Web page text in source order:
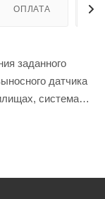
ОПЛАТА
заданного
датчика
системах